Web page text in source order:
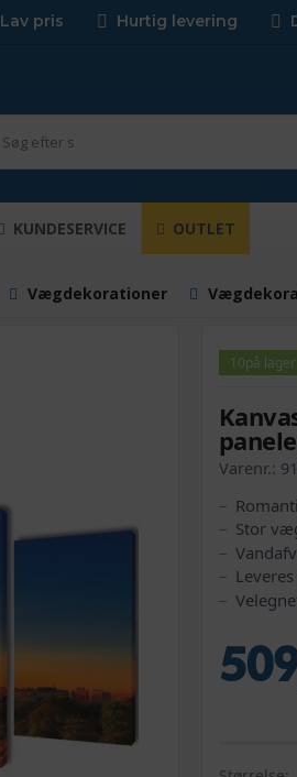
Lav pris Hurtig levering
KUNDESERVICE OUTLET
Vægdekorationer
10på lager
Varenr.:
Stor